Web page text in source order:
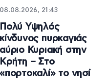
08.08.2026, 21:43
Πολύ Υψηλός
κίνδυνος πυρκαγιάς
αύριο Κυριακή στην
Κρήτη – Στο
«πορτοκαλί» το νησί